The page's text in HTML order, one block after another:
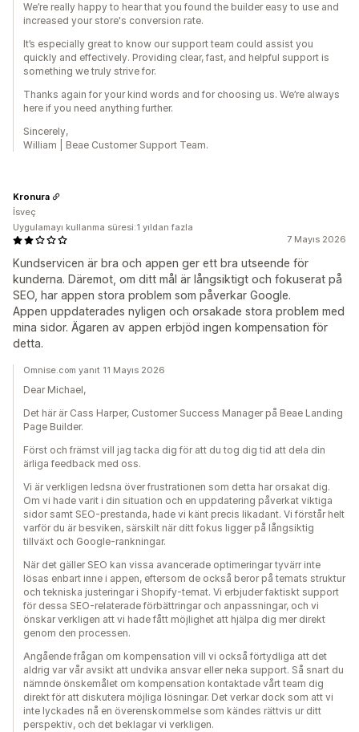
We’re really happy to hear that you found the builder easy to use and
increased your store's conversion rate.
It’s especially great to know our support team could assist you
quickly and effectively. Providing clear, fast, and helpful support is
something we truly strive for.
Thanks again for your kind words and for choosing us. We’re always
here if you need anything further.
Sincerely,
William | Beae Customer Support Team.
7 Mayıs 2026
Kundservicen är bra och appen ger ett bra utseende för
kunderna. Däremot, om ditt mål är långsiktigt och fokuserat på
SEO, har appen stora problem som påverkar Google.
Appen uppdaterades nyligen och orsakade stora problem med
mina sidor. Ägaren av appen erbjöd ingen kompensation för
detta.
Kronura
İsveç
Uygulamayı kullanma süresi:1 yıldan fazla
Omnise.com yanıt 11 Mayıs 2026
Dear Michael,
Det här är Cass Harper, Customer Success Manager på Beae Landing
Page Builder.
Först och främst vill jag tacka dig för att du tog dig tid att dela din
ärliga feedback med oss.
Vi är verkligen ledsna över frustrationen som detta har orsakat dig.
Om vi hade varit i din situation och en uppdatering påverkat viktiga
sidor samt SEO-prestanda, hade vi känt precis likadant. Vi förstår helt
varför du är besviken, särskilt när ditt fokus ligger på långsiktig
tillväxt och Google-rankningar.
När det gäller SEO kan vissa avancerade optimeringar tyvärr inte
lösas enbart inne i appen, eftersom de också beror på temats struktur
och tekniska justeringar i Shopify-temat. Vi erbjuder faktiskt support
för dessa SEO-relaterade förbättringar och anpassningar, och vi
önskar verkligen att vi hade fått möjlighet att hjälpa dig mer direkt
genom den processen.
Angående frågan om kompensation vill vi också förtydliga att det
aldrig var vår avsikt att undvika ansvar eller neka support. Så snart du
nämnde önskemålet om kompensation kontaktade vårt team dig
direkt för att diskutera möjliga lösningar. Det verkar dock som att vi
inte lyckades nå en överenskommelse som kändes rättvis ur ditt
perspektiv, och det beklagar vi verkligen.